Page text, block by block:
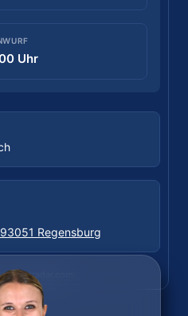
Uhr
TICKETS
SPIELORT
Straße, 42719 Solingen
Uhr
Regensburg